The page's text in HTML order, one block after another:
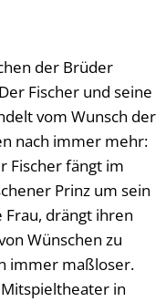
der Brüder
Fischer und seine
vom Wunsch der
nach immer mehr:
Fischer fängt im
Prinz um sein
drängt ihren
Wünschen zu
immer maßloser.
Mitspieltheater in